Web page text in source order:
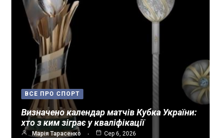
ВСЕ ПРО СПОРТ
Визначено календар матчів Кубка України:
хто з ким зіграє у кваліфікації
Марія Тарасенко Сер 6, 2026